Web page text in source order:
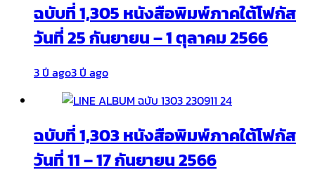
ฉบับที่ 1,305 หนังสือพิมพ์ภาคใต้โฟกัส
วันที่ 25 กันยายน – 1 ตุลาคม 2566
3 ปี ago3 ปี ago
ฉบับที่ 1,303 หนังสือพิมพ์ภาคใต้โฟกัส
วันที่ 11 – 17 กันยายน 2566